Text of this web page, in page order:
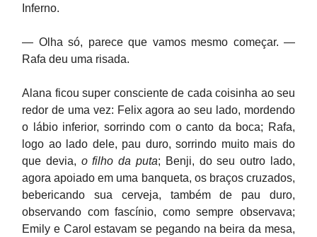
Inferno.
— Olha só, parece que vamos mesmo começar. —
Rafa deu uma risada.
Alana ficou super consciente de cada coisinha ao seu
redor de uma vez: Felix agora ao seu lado, mordendo
o lábio inferior, sorrindo com o canto da boca; Rafa,
logo ao lado dele, pau duro, sorrindo muito mais do
que devia, o filho da puta; Benji, do seu outro lado,
agora apoiado em uma banqueta, os braços cruzados,
bebericando sua cerveja, também de pau duro,
observando com fascínio, como sempre observava;
Emily e Carol estavam se pegando na beira da mesa,